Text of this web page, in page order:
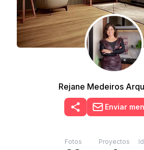
Rejane Medeiros
Enviar
Fotos Proyectos